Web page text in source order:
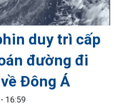
duy trì cấp
đường đi
Đông Á
16:59